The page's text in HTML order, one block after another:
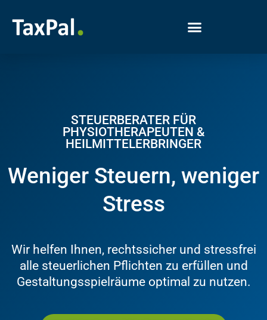
STEUERBERATER FÜR
PHYSIOTHERAPEUTEN &
HEILMITTELERBRINGER
Weniger Steuern, weniger
Stress
Wir helfen Ihnen, rechtssicher und stressfrei
alle steuerlichen Pflichten zu erfüllen und
Gestaltungsspielräume optimal zu nutzen.